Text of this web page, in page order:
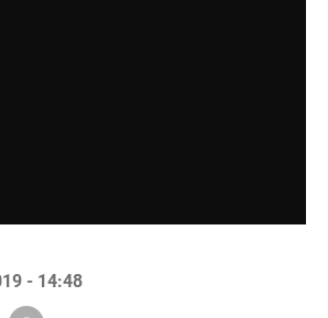
- 14:48